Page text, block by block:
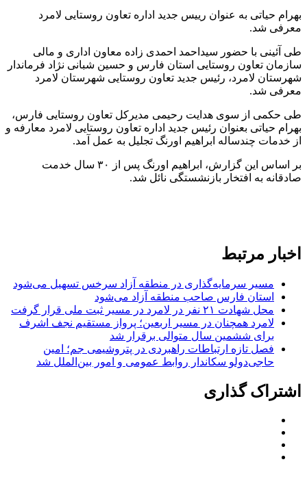
بهرام حیاتی به عنوان رییس جدید اداره تعاون روستایی لامرد
معرفی شد.
طی آئینی با حضور سیداحمد‌ احمدی زاده معاون اداری و مالی
سازمان تعاون روستایی استان فارس و حسین شبانی نژاد فرماندار
شهرستان لامرد، رئیس جدید تعاون روستایی شهرستان لامرد
معرفی شد.
طی حکمی از سوی هدایت رحیمی مدیرکل تعاون روستایی فارس،
بهرام حیاتی بعنوان رئیس جدید اداره تعاون روستایی لامرد معارفه و
از خدمات چندساله‌ ابراهیم اورنگ تجلیل به عمل آمد.
بر اساس این گزارش، ابراهیم اورنگ پس از ۳۰ سال خدمت
صادقانه به افتخار بازنشستگی نائل شد.
اخبار مرتبط
مسیر سرمایه‌گذاری در منطقه آزاد سرخس تسهیل می‌شود
استان فارس صاحب منطقه آزاد می‌شود
محل شهادت ۲۱ نفر در لامرد در مسیر ثبت ملی قرار گرفت
لامرد همچنان در مسیر اربعین؛ پرواز مستقیم نجف اشرف
برای ششمین سال متوالی برقرار شد
فصل تازه ارتباطات راهبردی در پتروشیمی جم؛ امین
حاجی‌دولو سکاندار روابط عمومی و امور بین‌الملل شد
اشتراک گذاری